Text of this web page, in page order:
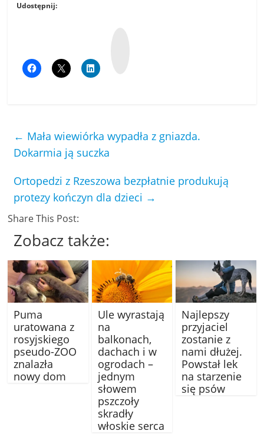
Udostępnij:
← Mała wiewiórka wypadła z gniazda.
Dokarmia ją suczka
Ortopedzi z Rzeszowa bezpłatnie produkują
protezy kończyn dla dzieci →
Share This Post:
Zobacz także:
Puma
uratowana z
rosyjskiego
pseudo-ZOO
znalazła
nowy dom
Ule wyrastają
na
balkonach,
dachach i w
ogrodach –
jednym
słowem
pszczoły
skradły
włoskie serca
Najlepszy
przyjaciel
zostanie z
nami dłużej.
Powstał lek
na starzenie
się psów